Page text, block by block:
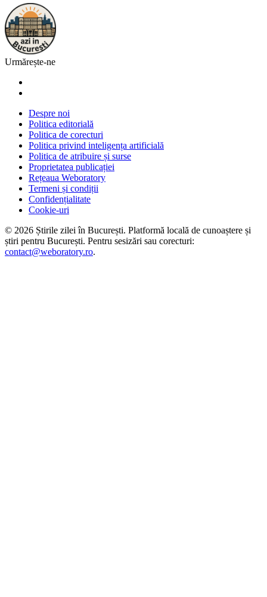
Urmărește-ne
Despre noi
Politica editorială
Politica de corecturi
Politica privind inteligența artificială
Politica de atribuire și surse
Proprietatea publicației
Rețeaua Weboratory
Termeni și condiții
Confidențialitate
Cookie-uri
© 2026 Știrile zilei în București. Platformă locală de cunoaștere și
știri pentru București. Pentru sesizări sau corecturi:
contact@weboratory.ro.